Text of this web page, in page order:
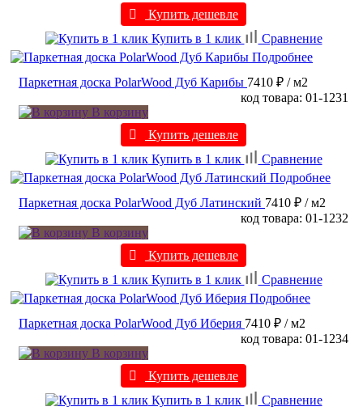
Купить дешевле
Купить в 1 клик
Сравнение
Подробнее
Паркетная доска PolarWood Дуб Карибы 7410 ₽ / м2
код товара: 01-1231
В корзину
Купить дешевле
Купить в 1 клик
Сравнение
Подробнее
Паркетная доска PolarWood Дуб Латинский 7410 ₽ / м2
код товара: 01-1232
В корзину
Купить дешевле
Купить в 1 клик
Сравнение
Подробнее
Паркетная доска PolarWood Дуб Иберия 7410 ₽ / м2
код товара: 01-1234
В корзину
Купить дешевле
Купить в 1 клик
Сравнение